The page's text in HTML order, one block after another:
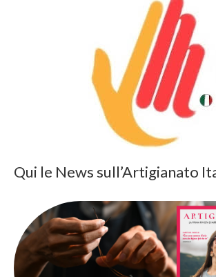
Qui le News sull’Artigianato